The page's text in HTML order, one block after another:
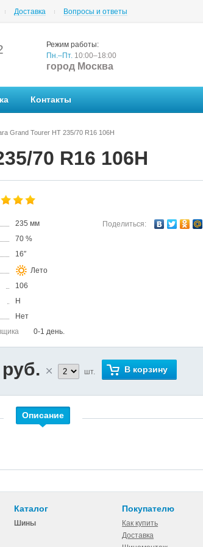
Доставка Вопросы и ответы
Режим работы:
Пн.–Пт. 10:00–18:00
город Москва
Контакты
Grand Tourer HT 235/70 R16 106H
70 R16 106H
235 мм
70 %
16″
Лето
106
H
Нет
0-1 день.
Поделиться:
шт. В корзину
Описание
Каталог
Шины
Покупателю
Как купить
Доставка